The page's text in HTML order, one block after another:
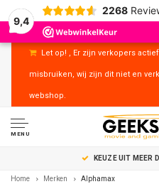
9,4
2268
Let op! , Er zijn verkopers
misbruiken, wij zijn dit niet en
webshop.
MENU
KEUZE UIT MEER
Home Merken Alphamax